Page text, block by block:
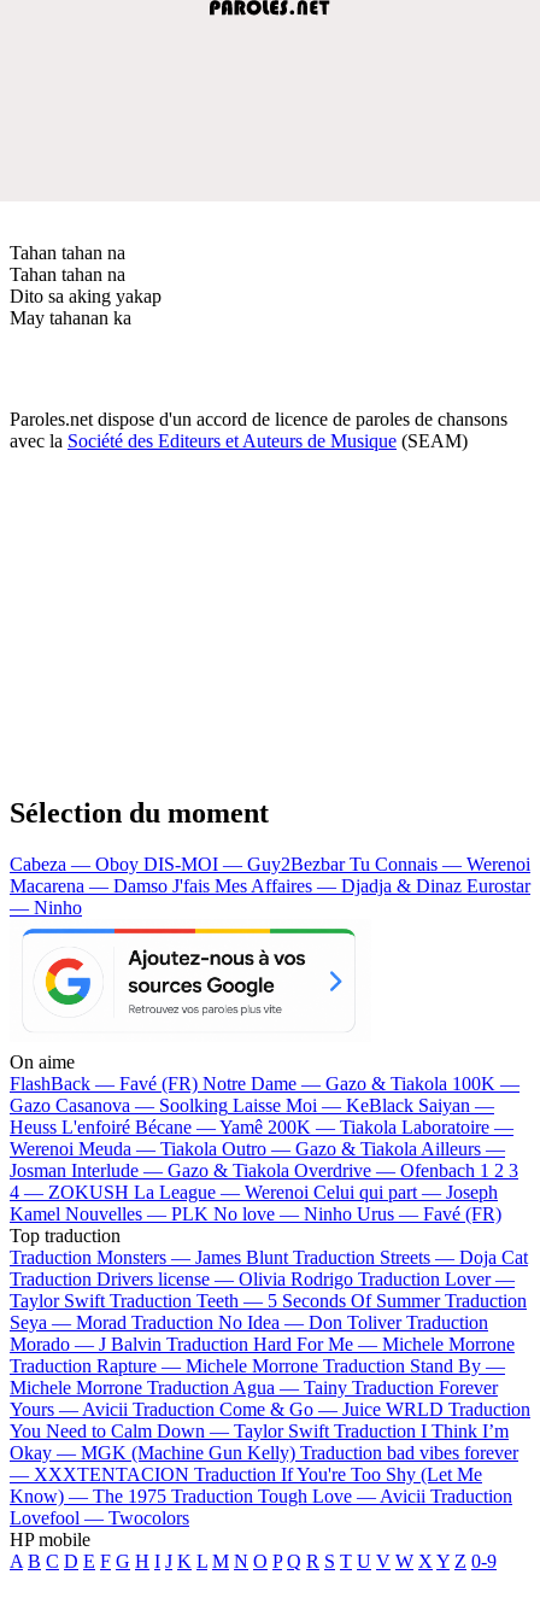
Tahan tahan na
Tahan tahan na
Dito sa aking yakap
May tahanan ka
Paroles.net dispose d'un accord de licence de paroles de chansons
avec la Société des Editeurs et Auteurs de Musique (SEAM)
Sélection du moment
Cabeza — Oboy DIS-MOI — Guy2BezbarTu Connais — Werenoi
Macarena — Damso J'fais Mes Affaires — Djadja & Dinaz Eurostar
— Ninho
On aime
FlashBack — Favé (FR) Notre Dame — Gazo & Tiakola 100K —
Gazo Casanova — Soolking Laisse Moi — KeBlack Saiyan —
Heuss L'enfoiré Bécane —Yamê 200K — Tiakola Laboratoire —
Werenoi Meuda — Tiakola Outro — Gazo & Tiakola Ailleurs —
Josman Interlude — Gazo & Tiakola Overdrive — Ofenbach 1 2 3
4 — ZOKUSH La League — Werenoi Celui qui part — Joseph
Kamel Nouvelles — PLK No love — Ninho Urus — Favé (FR)
Top traduction
Traduction Monsters — James Blunt Traduction Streets — Doja Cat
Traduction Drivers license — Olivia Rodrigo Traduction Lover —
Taylor Swift Traduction Teeth — 5 Seconds Of Summer Traduction
Seya — Morad Traduction No Idea — Don Toliver Traduction
Morado — J Balvin Traduction Hard For Me — Michele Morrone
Traduction Rapture — Michele Morrone Traduction Stand By —
Michele Morrone Traduction Agua — Tainy Traduction Forever
Yours — Avicii Traduction Come & Go — Juice WRLD Traduction
You Need to Calm Down — Taylor Swift Traduction I Think I’m
Okay — MGK (Machine Gun Kelly) Traduction bad vibes forever
— XXXTENTACION Traduction If You're Too Shy (Let Me
Know) — The 1975 Traduction Tough Love — Avicii Traduction
Lovefool — Twocolors
HP mobile
A B C D E F G H I J K L M N O P Q R S T U V W X Y Z 0-9